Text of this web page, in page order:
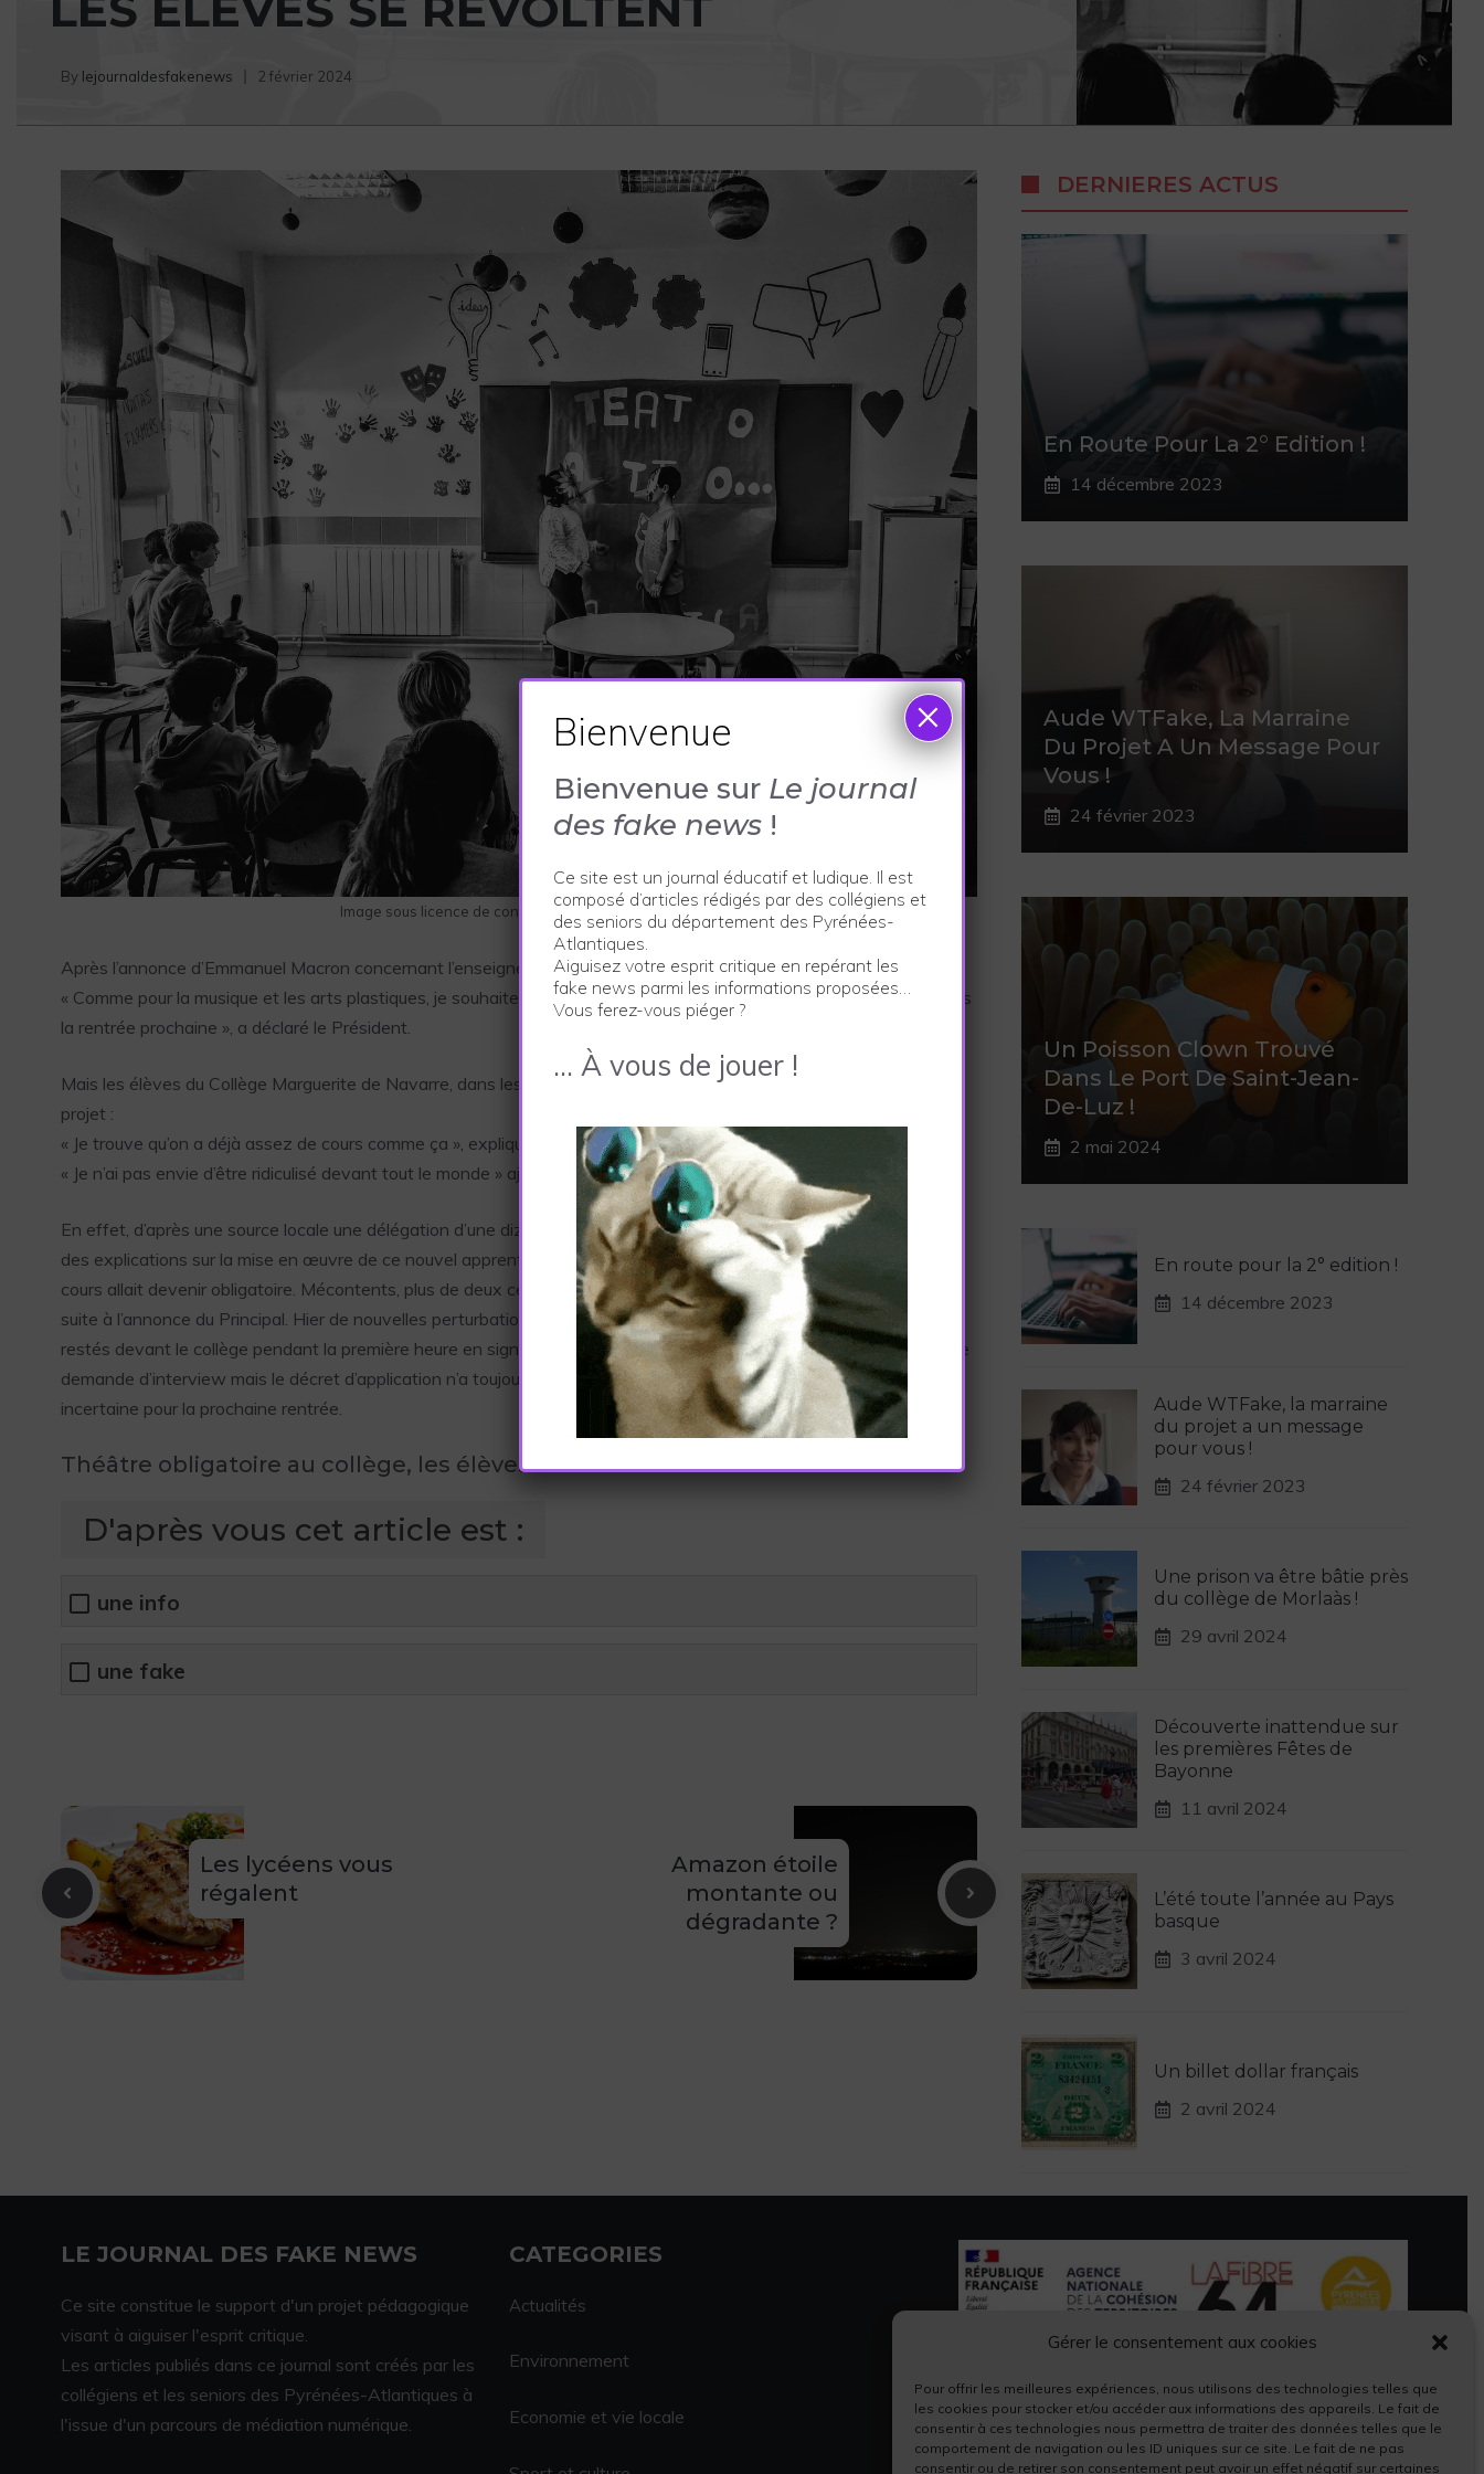
Gérer le consentement aux cookies
Pour offrir les meilleures expériences, nous utilisons des technologies telles que
les cookies pour stocker et/ou accéder aux informations des appareils. Le fait de
consentir à ces technologies nous permettra de traiter des données telles que le
comportement de navigation ou les ID uniques sur ce site. Le fait de ne pas
consentir ou de retirer son consentement peut avoir un effet négatif sur certaines
By lejournaldesfakenews 2 février 2024
Image sous licence de contenu Pixabay, par Josan76
Après l’annonce d’Emmanuel Macron concernant l’enseignement du théâtre au collège, les élèves s’interrogent.
« Comme pour la musique et les arts plastiques, je souhaite que le théâtre devienne un passage obligé au collège dès
la rentrée prochaine », a déclaré le Président.
Mais les élèves du Collège Marguerite de Navarre, dans les Pyrénées-Atlantiques, commencent à douter de ce
projet :
« Je trouve qu’on a déjà assez de cours comme ça », explique Malorie, élève de 5e.
« Je n’ai pas envie d’être ridiculisé devant tout le monde » ajoute Franck, en 4e.
En effet, d’après une source locale une délégation d’une dizaine d’élèves est allée demander au Principal du collège
des explications sur la mise en œuvre de ce nouvel apprentissage à la rentrée 2024. Celui-ci leur a confirmé que ce
cours allait devenir obligatoire. Mécontents, plus de deux cents élèves ont créé un chahut dans la cour de récréation
suite à l’annonce du Principal. Hier de nouvelles perturbations de cours ont été signalées. De nombreux élèves sont
restés devant le collège pendant la première heure en signe de protestation. Le Principal n’a pas donné suite à notre
demande d’interview mais le décret d’application n’a toujours pas été promulgué. Cette annonce reste donc
incertaine pour la prochaine rentrée.
Théâtre obligatoire au collège, les élèves se révoltent.
D'après vous cet article est :
une info
une fake
Les lycéens vous
régalent
Amazon étoile
montante ou
dégradante ?
DERNIERES ACTUS
En Route Pour La 2° Edition !
14 décembre 2023
Aude WTFake, La Marraine
Du Projet A Un Message Pour
Vous !
24 février 2023
Un Poisson Clown Trouvé
Dans Le Port De Saint-Jean-
De-Luz !
2 mai 2024
En route pour la 2° edition !
14 décembre 2023
Aude WTFake, la marraine
du projet a un message
pour vous !
24 février 2023
Une prison va être bâtie près
du collège de Morlaàs !
29 avril 2024
Découverte inattendue sur
les premières Fêtes de
Bayonne
11 avril 2024
L’été toute l’année au Pays
basque
3 avril 2024
Un billet dollar français
2 avril 2024
LE JOURNAL DES FAKE NEWS
Ce site constitue le support d'un projet pédagogique
visant à aiguiser l'esprit critique.
Les articles publiés dans ce journal sont créés par les
collégiens et les seniors des Pyrénées-Atlantiques à
l'issue d'un parcours de médiation numérique.
CATEGORIES
Actualités
Environnement
Economie et vie locale
Bienvenue
Bienvenue sur Le journal
des fake news !
Ce site est un journal éducatif et ludique. Il est
composé d’articles rédigés par des collégiens et
des seniors du département des Pyrénées-
Atlantiques.
Aiguisez votre esprit critique en repérant les
fake news parmi les informations proposées…
Vous ferez-vous piéger ?
… À vous de jouer !
×